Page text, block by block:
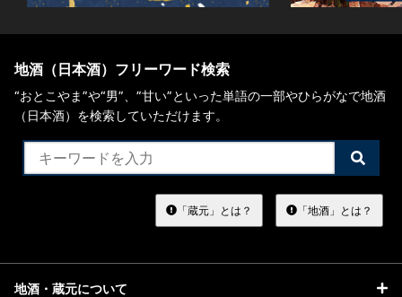
地酒（日本酒）フリーワード検索
“おとこやま”や“男”、”甘い”といった単語の一部やひらがなで地酒
（日本酒）を検索していただけます。
検
索
る
「蔵元」とは？ 「地酒」とは？
地酒・蔵元について